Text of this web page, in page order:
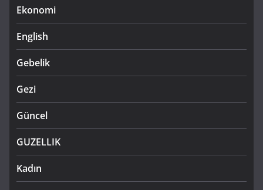
Ekonomi
English
Gebelik
Gezi
Güncel
GUZELLIK
Kadın